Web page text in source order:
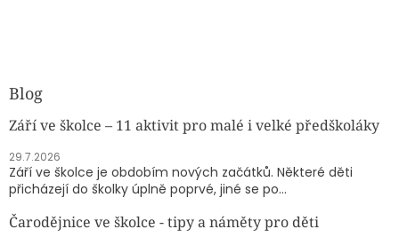
Blog
Září ve školce – 11 aktivit pro malé i velké předškoláky
29.7.2026
Září ve školce je obdobím nových začátků. Některé děti
přicházejí do školky úplně poprvé, jiné se po...
Čarodějnice ve školce - tipy a náměty pro děti